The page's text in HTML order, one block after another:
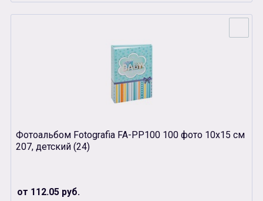
Фотоальбом Fotografia FA-PP100 100 фото 10х15 см
207, детский (24)
от 112.05 руб.